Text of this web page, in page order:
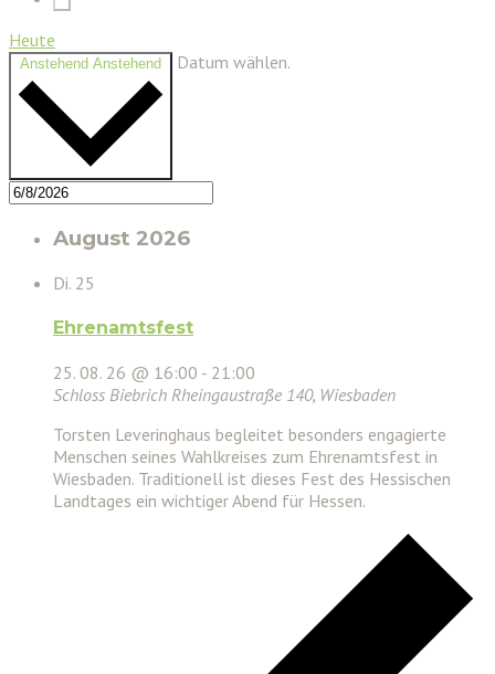
Heute
Anstehend Anstehend Datum wählen.
August 2026
Di. 25
Ehrenamtsfest
25. 08. 26 @ 16:00 - 21:00
Schloss Biebrich Rheingaustraße 140, Wiesbaden
Torsten Leveringhaus begleitet besonders engagierte
Menschen seines Wahlkreises zum Ehrenamtsfest in
Wiesbaden. Traditionell ist dieses Fest des Hessischen
Landtages ein wichtiger Abend für Hessen.